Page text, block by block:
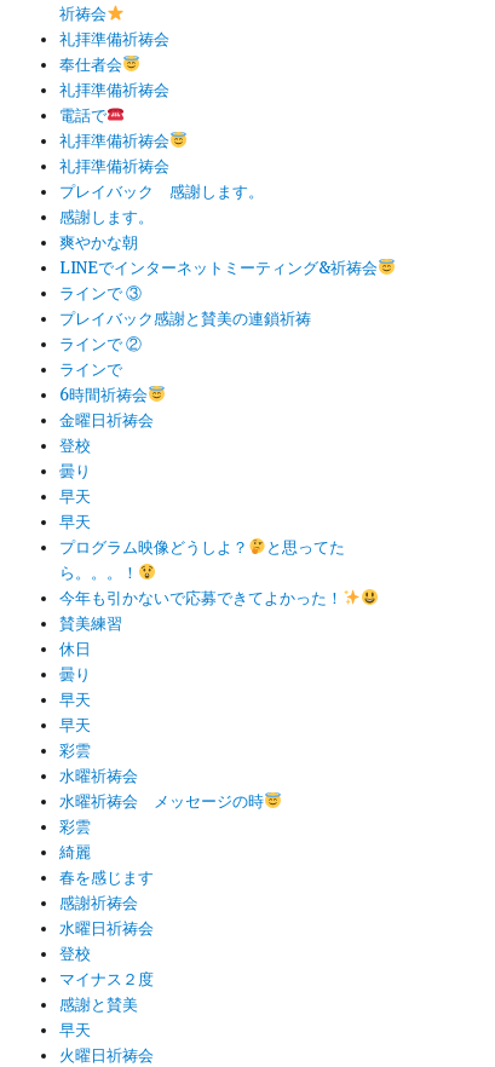
祈祷会
礼拝準備祈祷会
奉仕者会
礼拝準備祈祷会
電話で
礼拝準備祈祷会
礼拝準備祈祷会
プレイバック 感謝します。
感謝します。
爽やかな朝
LINEでインターネットミーティング&祈祷会
ラインで ③
プレイバック感謝と賛美の連鎖祈祷
ラインで ②
ラインで
6時間祈祷会
金曜日祈祷会
登校
曇り
早天
早天
プログラム映像どうしよ？
と思ってた
ら。。。！
今年も引かないで応募できてよかった！
賛美練習
休日
曇り
早天
早天
彩雲
水曜祈祷会
水曜祈祷会 メッセージの時
彩雲
綺麗
春を感じます
感謝祈祷会
水曜日祈祷会
登校
マイナス２度
感謝と賛美
早天
火曜日祈祷会